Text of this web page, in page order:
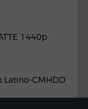
1440p
Latino-CMHDD